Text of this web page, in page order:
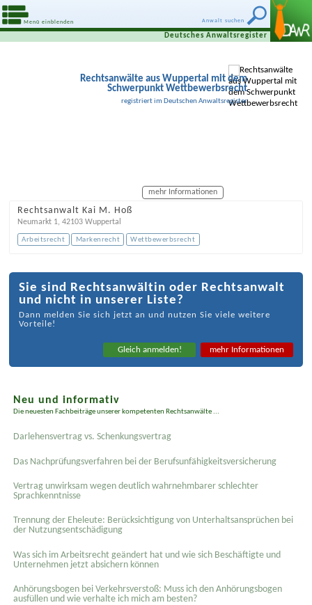
Anwalt suchen
Menü einblenden
Deutsches Anwaltsregister
Rechtsanwälte aus Wuppertal mit dem
Schwerpunkt Wettbewerbsrecht
registriert im Deutschen Anwaltsregister
mehr Informationen
Rechtsanwalt Kai M. Hoß
Neumarkt 1, 42103 Wuppertal
Arbeitsrecht Markenrecht Wettbewerbsrecht
Sie sind Rechtsanwältin oder Rechtsanwalt
und nicht in unserer Liste?
Dann melden Sie sich jetzt an und nutzen Sie viele weitere
Vorteile!
Gleich anmelden! mehr Informationen
Neu und informativ
Die neuesten Fachbeiträge unserer kompetenten Rechtsanwälte ...
Darlehensvertrag vs. Schenkungsvertrag
Das Nachprüfungsverfahren bei der Berufsunfähigkeitsversicherung
Vertrag unwirksam wegen deutlich wahrnehmbarer schlechter
Sprachkenntnisse
Trennung der Eheleute: Berücksichtigung von Unterhaltsansprüchen bei
der Nutzungsentschädigung
Was sich im Arbeitsrecht geändert hat und wie sich Beschäftigte und
Unternehmen jetzt absichern können
Anhörungsbogen bei Verkehrsverstoß: Muss ich den Anhörungsbogen
ausfüllen und wie verhalte ich mich am besten?